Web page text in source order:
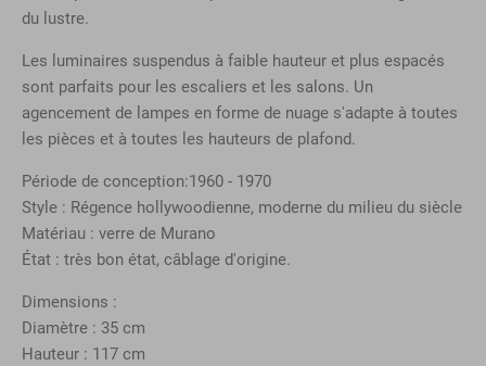
du lustre.
Les luminaires suspendus à faible hauteur et plus espacés
sont parfaits pour les escaliers et les salons. Un
agencement de lampes en forme de nuage s'adapte à toutes
les pièces et à toutes les hauteurs de plafond.
Période de conception:1960 - 1970
Style : Régence hollywoodienne, moderne du milieu du siècle
Matériau : verre de Murano
État : très bon état, câblage d'origine.
Dimensions :
Diamètre : 35 cm
Hauteur : 117 cm